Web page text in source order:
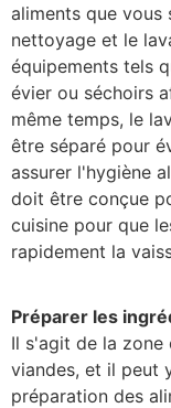
aliments que vous
nettoyage et le
équipements tels
évier ou séchoirs
même temps, le
être séparé pour
assurer l'hygiène
doit être conçue
cuisine pour que
rapidement la
Préparer les
Il s'agit de la zone
viandes, et il peut
préparation des